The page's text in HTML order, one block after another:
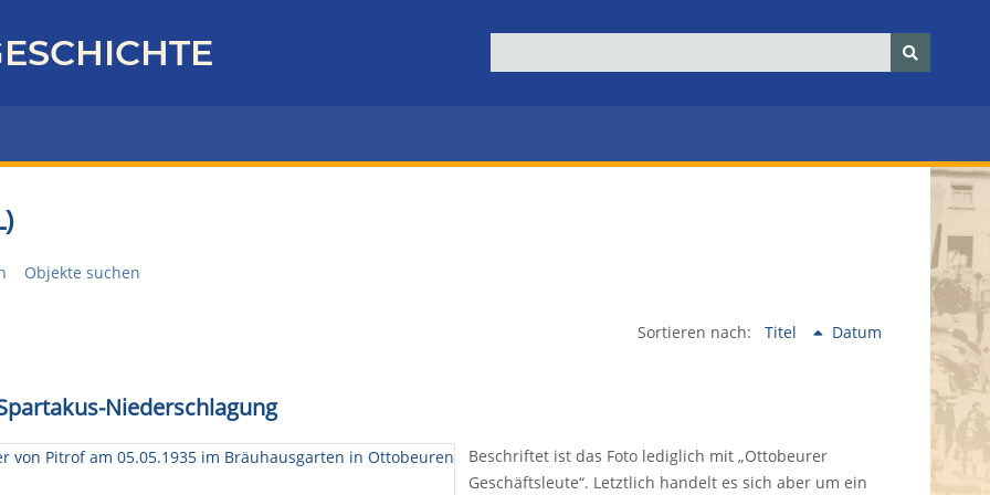
Objekte suchen
Sortieren nach: Titel Datum
Niederschlagung
Beschriftet ist das Foto lediglich mit „Ottobeurer
Geschäftsleute“. Letztlich handelt es sich aber um ein